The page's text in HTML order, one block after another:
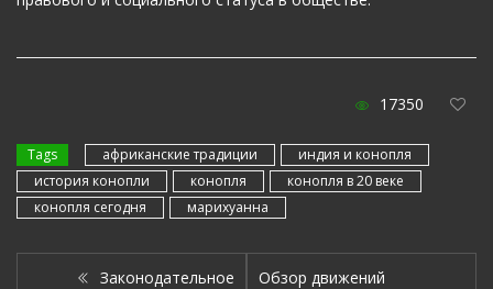
17350
Tags африканские традиции
индия и конопля
история конопли
конопля
конопля в 20 веке
конопля сегодня
марихуанна
Законодательное
Обзор движений